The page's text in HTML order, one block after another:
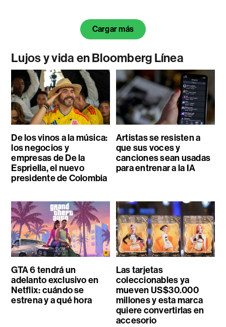
Cargar más
Lujos y vida en Bloomberg Línea
De los vinos a la música:
los negocios y
empresas de De la
Espriella, el nuevo
presidente de Colombia
Artistas se resisten a
que sus voces y
canciones sean usadas
para entrenar a la IA
GTA 6 tendrá un
adelanto exclusivo en
Netflix: cuándo se
estrena y a qué hora
Las tarjetas
coleccionables ya
mueven US$30.000
millones y esta marca
quiere convertirlas en
accesorio